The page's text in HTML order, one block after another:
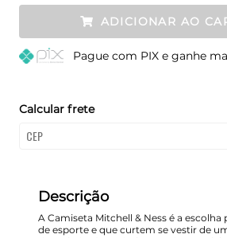
ADICIONAR AO
Pague com PIX e ganhe
Calcular frete
Descrição
A Camiseta Mitchell & Ness é a escolha
de esporte e que curtem se vestir de